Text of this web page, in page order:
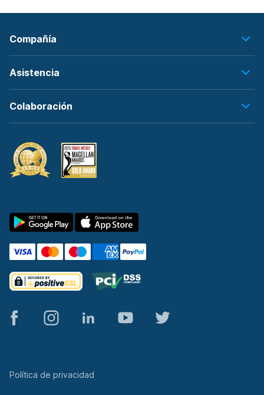
Compañía
Asistencia
Colaboración